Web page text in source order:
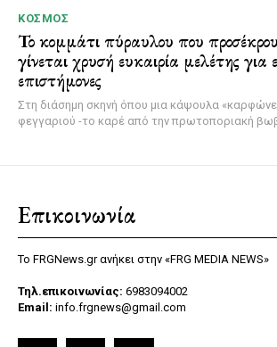
ΚΌΣΜΟΣ
Το κομμάτι πύραυλου που
γίνεται χρυσή ευκαιρία μελέτης για
επιστήμονες
Στη διάσημη σκηνή όπου μια κάψουλα
φεγγαριού -το καρέ από την πρωτοποριακή
Επικοινωνία
Το FRGNews.gr ανήκει στην «FRG MEDIA NEWS»
Τηλ.επικοινωνίας: 6983094002
Email: info.frgnews@gmail.com